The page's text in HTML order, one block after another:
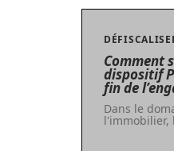
Comment
dispositif
fin de
Dans le
l'immobilier,